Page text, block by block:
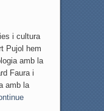
i cultura
Pujol hem
amb la
Faura i
amb la